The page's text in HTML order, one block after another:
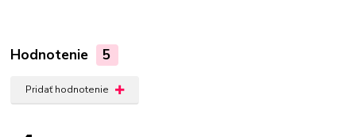
Hodnotenie 5
Pridať hodnotenie